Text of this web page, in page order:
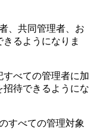
、共同管理者、お
るようになりま
すべての管理者に加
招待できるようにな
すべての管理対象